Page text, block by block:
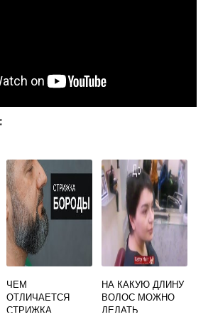
ЧЕМ
ОТЛИЧАЕТСЯ
СТРИЖКА
НА КАКУЮ ДЛИНУ
ВОЛОС МОЖНО
ДЕЛАТЬ